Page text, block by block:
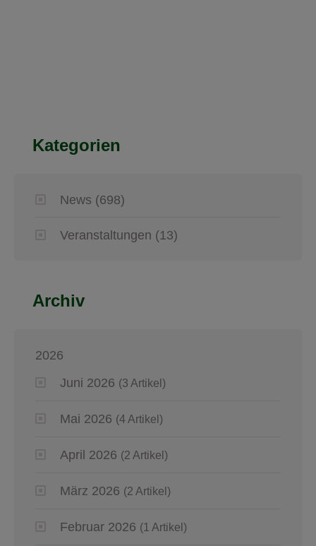
Kategorien
News (698)
Veranstaltungen (13)
Archiv
2026
Juni 2026 (3 Artikel)
Mai 2026 (4 Artikel)
April 2026 (2 Artikel)
März 2026 (2 Artikel)
Februar 2026 (1 Artikel)